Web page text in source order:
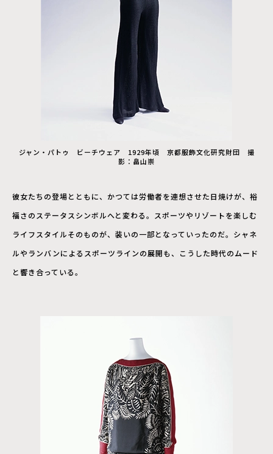
ジャン・パトゥ ビーチウェア 1929年頃 京都服飾文化研究財団 撮
影：畠山崇
彼女たちの登場とともに、かつては労働者を連想させた日焼けが、裕
福さのステータスシンボルへと変わる。スポーツやリゾートを楽しむ
ライフスタイルそのものが、装いの一部となっていったのだ。シャネ
ルやランバンによるスポーツラインの展開も、こうした時代のムード
と響き合っている。